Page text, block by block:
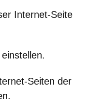
Internet-Seite
Seiten der